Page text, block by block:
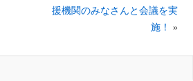
援機関のみなさんと会議を実
施！
»